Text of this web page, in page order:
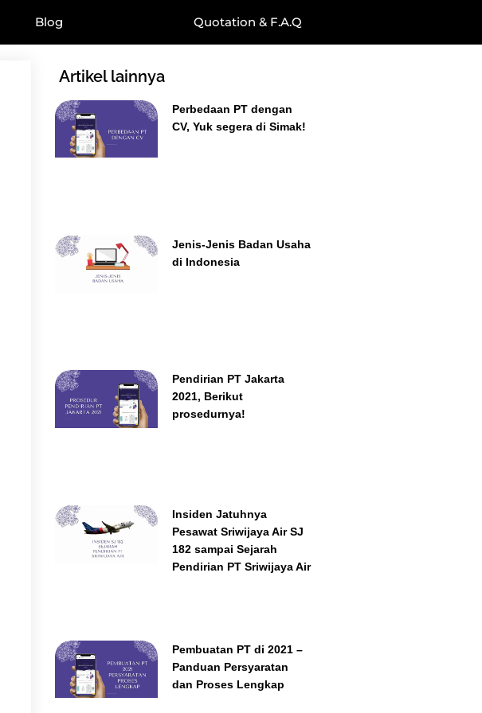
Blog Quotation & F.A.Q
Artikel lainnya
Perbedaan PT dengan
CV, Yuk segera di Simak!
Jenis-Jenis Badan Usaha
di Indonesia
Pendirian PT Jakarta
2021, Berikut
prosedurnya!
Insiden Jatuhnya
Pesawat Sriwijaya Air SJ
182 sampai Sejarah
Pendirian PT Sriwijaya Air
Pembuatan PT di 2021 –
Panduan Persyaratan
dan Proses Lengkap